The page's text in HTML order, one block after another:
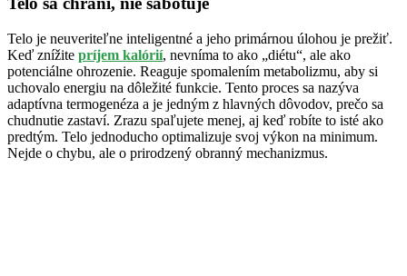
Telo je neuveriteľne inteligentné a jeho primárnou úlohou je prežiť.
Keď znížite príjem kalórií, nevníma to ako „diétu“, ale ako
potenciálne ohrozenie. Reaguje spomalením metabolizmu, aby si
uchovalo energiu na dôležité funkcie. Tento proces sa nazýva
adaptívna termogenéza a je jedným z hlavných dôvodov, prečo sa
chudnutie zastaví. Zrazu spaľujete menej, aj keď robíte to isté ako
predtým. Telo jednoducho optimalizuje svoj výkon na minimum.
Nejde o chybu, ale o prirodzený obranný mechanizmus.